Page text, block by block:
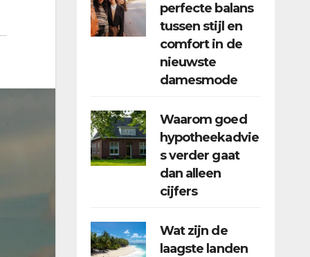
perfecte balans
tussen stijl en
comfort in de
nieuwste
damesmode
Waarom goed
hypotheekadvie
s verder gaat
dan alleen
cijfers
Wat zijn de
laagste landen